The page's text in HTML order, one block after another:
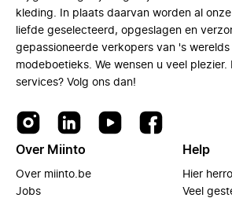
kleding. In plaats daarvan worden al
liefde geselecteerd, opgeslagen en
gepassioneerde verkopers van 's
modeboetieks. We wensen u veel
services? Volg ons dan!
Over Miinto
Over miinto.be
Jobs
Help
Hier
Veel